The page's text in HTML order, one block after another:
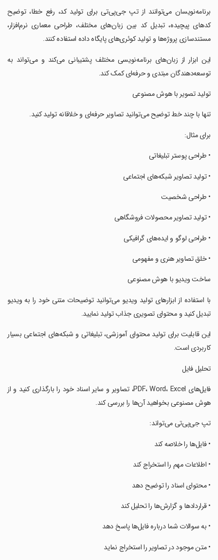
‏برنامه‌نویسان می‌توانند از تپ جی‌پی‌تی برای تولید کد، رفع خطا، توضیح
کدهای پیچیده، تبدیل کد بین زبان‌های مختلف، طراحی معماری نرم‌افزار،
مستندسازی پروژه‌ها و تولید کوئری‌های پایگاه داده استفاده کنند.
‏این ابزار از زبان‌های برنامه‌نویسی مختلف پشتیبانی می‌کند و می‌تواند به
توسعه‌دهندگان مبتدی و حرفه‌ای کمک کند.
‏تولید تصویر با هوش مصنوعی
‏تنها با چند خط توضیح می‌توانید تصاویر حرفه‌ای و خلاقانه تولید کنید.
‏برای مثال:
‏• طراحی پوستر تبلیغاتی
‏• تولید تصاویر شبکه‌های اجتماعی
‏• طراحی شخصیت
‏• تولید تصاویر محصولات فروشگاهی
‏• طراحی لوگو و ایده‌های گرافیکی
‏• خلق تصاویر هنری و مفهومی
‏ساخت ویدیو با هوش مصنوعی
‏با استفاده از ابزارهای تولید ویدیو می‌توانید توضیحات متنی خود را به ویدیو
تبدیل کنید و محتوای تصویری جذاب تولید نمایید.
‏این قابلیت برای تولید محتوای آموزشی، تبلیغاتی و شبکه‌های اجتماعی بسیار
کاربردی است.
‏تحلیل فایل
‏فایل‌های PDF، Word، Excel، تصاویر و سایر اسناد خود را بارگذاری کنید و از
هوش مصنوعی بخواهید آن‌ها را بررسی کند.
‏تپ جی‌پی‌تی می‌تواند:
‏• فایل‌ها را خلاصه کند
‏• اطلاعات مهم را استخراج کند
‏• محتوای اسناد را توضیح دهد
‏• قراردادها و گزارش‌ها را تحلیل کند
‏• به سوالات شما درباره فایل‌ها پاسخ دهد
‏• متن موجود در تصاویر را استخراج نماید